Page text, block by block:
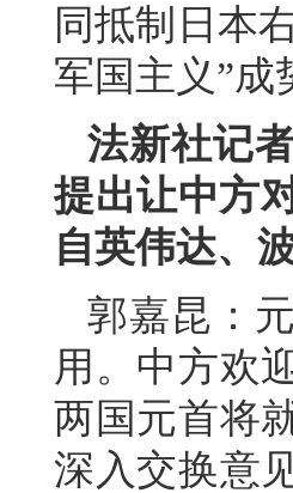
同抵制日本
军国主义”成
法新社记
提出让中方
自英伟达、
郭嘉昆：
用。中方欢
两国元首将
深入交换意